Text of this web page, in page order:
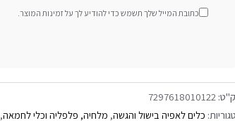
כתובת המייל שלך תשמש כדי להודיע ​​לך על זמינות המוצר.
7297618010122
כלים לאפיה בישול והגשה, מלחיה, פלפליה וכלי לחמאה,